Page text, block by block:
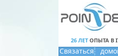
26 ЛЕТОПЫТА В
Связаться
Panneau de gestion des cookies